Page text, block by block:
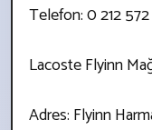
Telefon: 0 212
Lacoste Flyinn
Adres: Flyinn